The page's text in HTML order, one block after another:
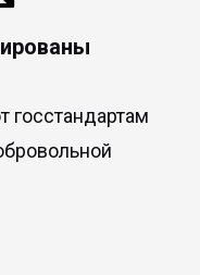
госстандартам